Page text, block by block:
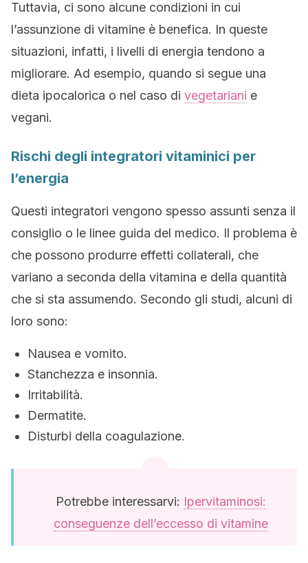
Tuttavia, ci sono alcune condizioni in cui
l’assunzione di vitamine è benefica. In queste
situazioni, infatti, i livelli di energia tendono a
migliorare. Ad esempio, quando si segue una
dieta ipocalorica o nel caso di vegetariani e
vegani.
Rischi degli integratori vitaminici per
l’energia
Questi integratori vengono spesso assunti senza il
consiglio o le linee guida del medico. Il problema è
che possono produrre effetti collaterali, che
variano a seconda della vitamina e della quantità
che si sta assumendo. Secondo gli studi, alcuni di
loro sono:
Nausea e vomito.
Stanchezza e insonnia.
Irritabilità.
Dermatite.
Disturbi della coagulazione.
Potrebbe interessarvi: Ipervitaminosi:
conseguenze dell’eccesso di vitamine